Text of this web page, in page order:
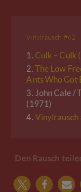
Vinylrausch #62
1. Culk – Culk
2.The Low
Ants Who Got
3. John Cale /
(1971)
4.Vinylrausch
Den Rausch